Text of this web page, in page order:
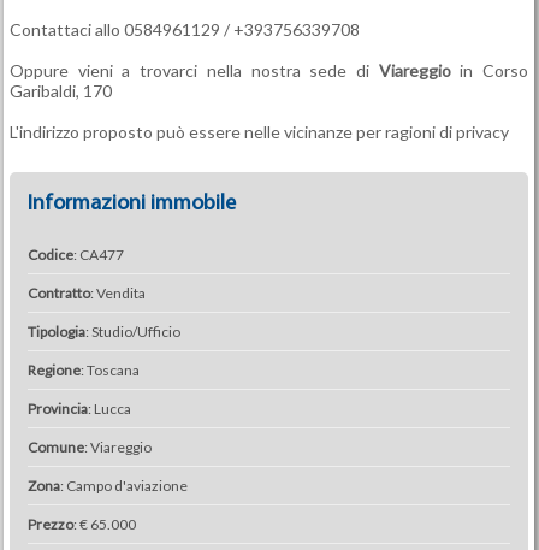
Contattaci allo 0584961129 / +393756339708
Oppure vieni a trovarci nella nostra sede di Viareggioin Corso
Garibaldi, 170
L'indirizzo proposto può essere nelle vicinanze per ragioni di privacy
Informazioni immobile
Codice: CA477
Contratto: Vendita
Tipologia: Studio/Ufficio
Regione: Toscana
Provincia: Lucca
Comune: Viareggio
Zona: Campo d'aviazione
Prezzo: € 65.000